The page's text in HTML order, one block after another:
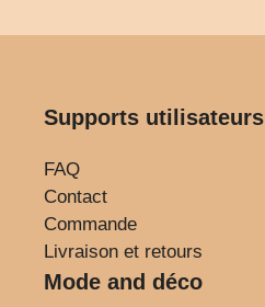
Supports utilisateurs
FAQ
Contact
Commande
Livraison et retours
Mode and déco